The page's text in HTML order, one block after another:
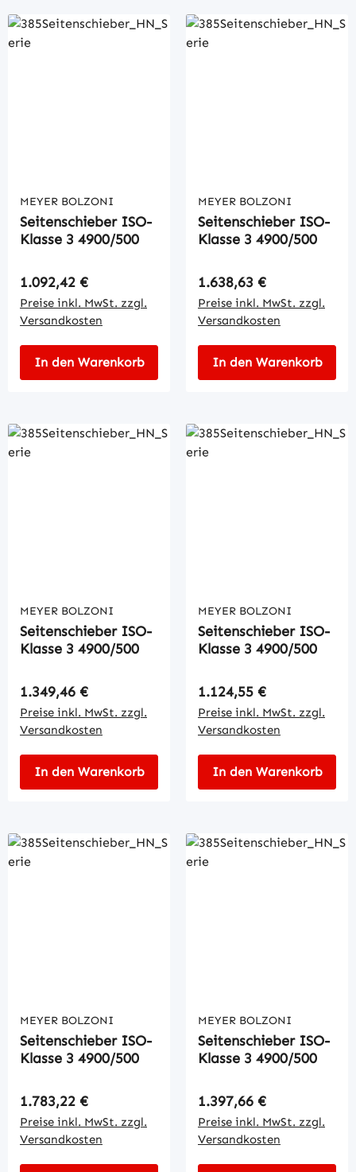
MEYER BOLZONI
Seitenschieber ISO-
Klasse 3 4900/500
Regulärer Preis:
1.092,42 €
Preise inkl. MwSt. zzgl.
Versandkosten
In den Warenkorb
MEYER BOLZONI
Seitenschieber ISO-
Klasse 3 4900/500
Regulärer Preis:
1.638,63 €
Preise inkl. MwSt. zzgl.
Versandkosten
In den Warenkorb
MEYER BOLZONI
Seitenschieber ISO-
Klasse 3 4900/500
Regulärer Preis:
1.349,46 €
Preise inkl. MwSt. zzgl.
Versandkosten
In den Warenkorb
MEYER BOLZONI
Seitenschieber ISO-
Klasse 3 4900/500
Regulärer Preis:
1.124,55 €
Preise inkl. MwSt. zzgl.
Versandkosten
In den Warenkorb
MEYER BOLZONI
Seitenschieber ISO-
Klasse 3 4900/500
Regulärer Preis:
1.783,22 €
Preise inkl. MwSt. zzgl.
Versandkosten
MEYER BOLZONI
Seitenschieber ISO-
Klasse 3 4900/500
Regulärer Preis:
1.397,66 €
Preise inkl. MwSt. zzgl.
Versandkosten